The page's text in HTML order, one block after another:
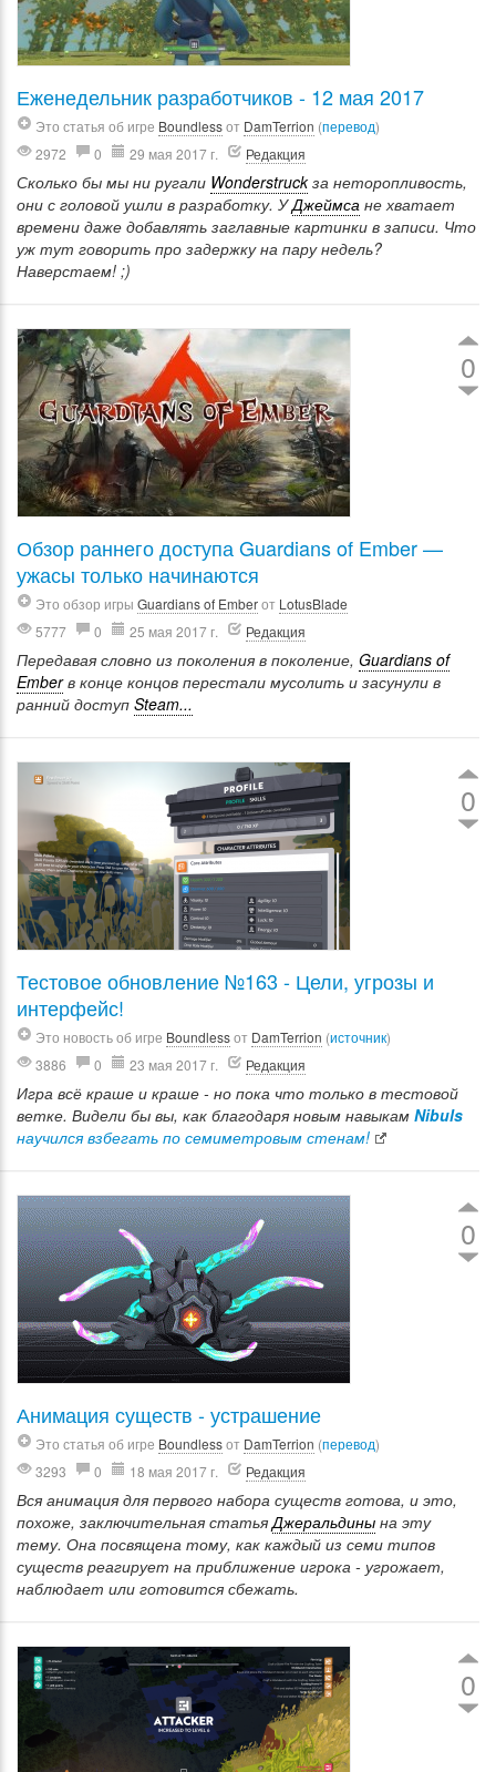
Еженедельник разработчиков - 12 мая 2017
Это статья об игре Boundlessот DamTerrion (перевод)
2972
0 29 мая 2017 г. Редакция
Сколько бы мы ни ругали Wonderstruckза неторопливость,
они с головой ушли в разработку. УДжеймса не хватает
времени даже добавлять заглавные картинки в записи. Что
уж тут говорить про задержку на пару недель?
Наверстаем! ;)
0
Обзор раннего доступа Guardians of Ember —
ужасы только начинаются
Это обзор игры Guardians of Emberот LotusBlade
5777
0 25 мая 2017 г. Редакция
Передавая словно из поколения в поколение, Guardians of
Emberв конце концов перестали мусолить и засунули в
ранний доступ Steam...
0
Тестовое обновление №163 - Цели, угрозы и
интерфейс!
Это новость об игре Boundlessот DamTerrion (источник)
3886
0 23 мая 2017 г. Редакция
Игра всё краше и краше - но пока что только в тестовой
ветке. Видели бы вы, как благодаря новым навыкам Nibuls
научился взбегать по семиметровым стенам!
0
Анимация существ - устрашение
Это статья об игре Boundlessот DamTerrion (перевод)
3293
0 18 мая 2017 г. Редакция
Вся анимация для первого набора существ готова, и это,
похоже, заключительная статьяДжеральдины на эту
тему. Она посвящена тому, как каждый из семи типов
существ реагирует на приближение игрока - угрожает,
наблюдает или готовится сбежать.
0